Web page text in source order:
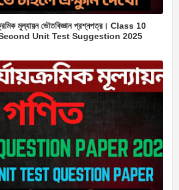
মূল্যায়ন ভৌতবিজ্ঞান প্রশ্নপত্র। Class 10
Unit Test Suggestion 2025